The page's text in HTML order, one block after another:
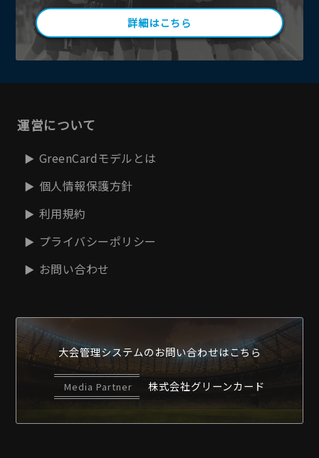
詳細はこちら
運営について
GreenCardモデルとは
個人情報保護方針
利用規約
プライバシーポリシー
お問い合わせ
大会管理システムのお問い合わせはこちら
Media Partner 株式会社グリーンカード